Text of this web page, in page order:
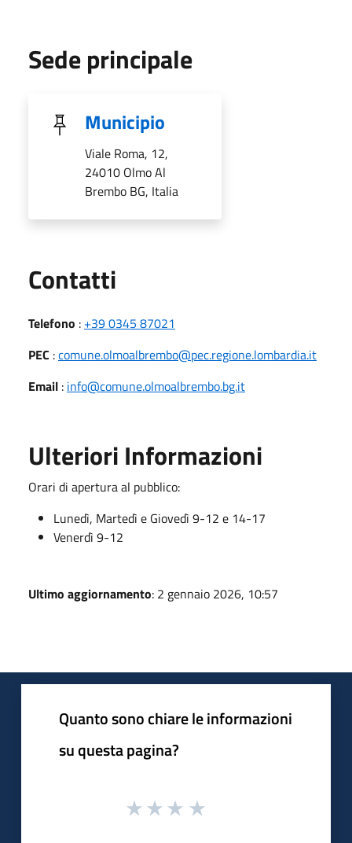
Sede principale
Municipio
Viale Roma, 12,
24010 Olmo Al
Brembo BG, Italia
Contatti
Telefono : +39 0345 87021
PEC :comune.olmoalbrembo@pec.regione.lombardia.it
Email : info@comune.olmoalbrembo.bg.it
Ulteriori Informazioni
Orari di apertura al pubblico:
Lunedì, Martedì e Giovedì 9-12 e 14-17
Venerdì 9-12
Ultimo aggiornamento: 2 gennaio 2026, 10:57
Quanto sono chiare le informazioni
su questa pagina?